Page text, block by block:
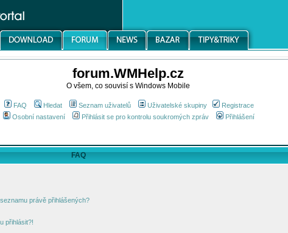
forum.WMHelp.cz
O všem, co souvisí s Windows Mobile
FAQ Hledat Seznam uživatelů Uživatelské skupiny
Registrace
Osobní nastavení
Přihlásit se pro kontrolu soukromých zpráv Přihlášení
FAQ
právě přihlášených?
přihlásit?!